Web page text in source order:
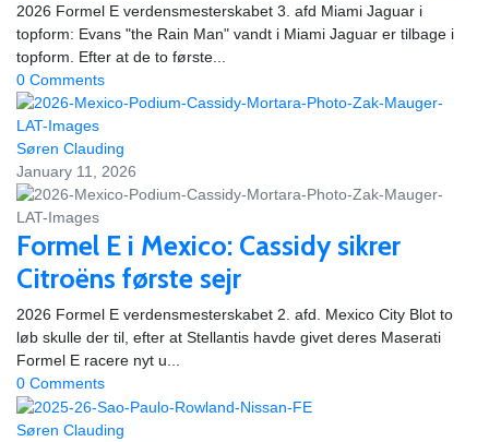
2026 Formel E verdensmesterskabet 3. afd Miami Jaguar i
topform: Evans "the Rain Man" vandt i Miami Jaguar er tilbage i
topform. Efter at de to første...
0 Comments
Søren Clauding
January 11, 2026
Formel E i Mexico: Cassidy sikrer
Citroëns første sejr
2026 Formel E verdensmesterskabet 2. afd. Mexico City Blot to
løb skulle der til, efter at Stellantis havde givet deres Maserati
Formel E racere nyt u...
0 Comments
Søren Clauding